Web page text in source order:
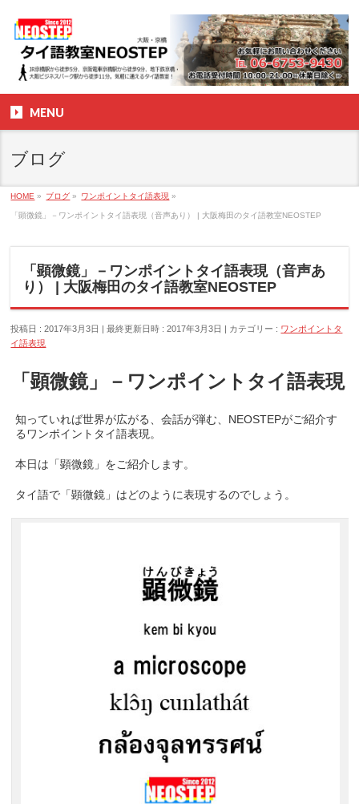
MENU
ブログ
HOME » ブログ » ワンポイントタイ語表現 »
「顕微鏡」－ワンポイントタイ語表現（音声あり） | 大阪梅田のタイ語教室NEOSTEP
「顕微鏡」－ワンポイントタイ語表現（音声あ
り） | 大阪梅田のタイ語教室NEOSTEP
投稿日 : 2017年3月3日 最終更新日時 : 2017年3月3日 カテゴリー : ワンポイントタ
イ語表現
「顕微鏡」－ワンポイントタイ語表現
知っていれば世界が広がる、会話が弾む、NEOSTEPがご紹介す
るワンポイントタイ語表現。
本日は「顕微鏡」をご紹介します。
タイ語で「顕微鏡」はどのように表現するのでしょう。